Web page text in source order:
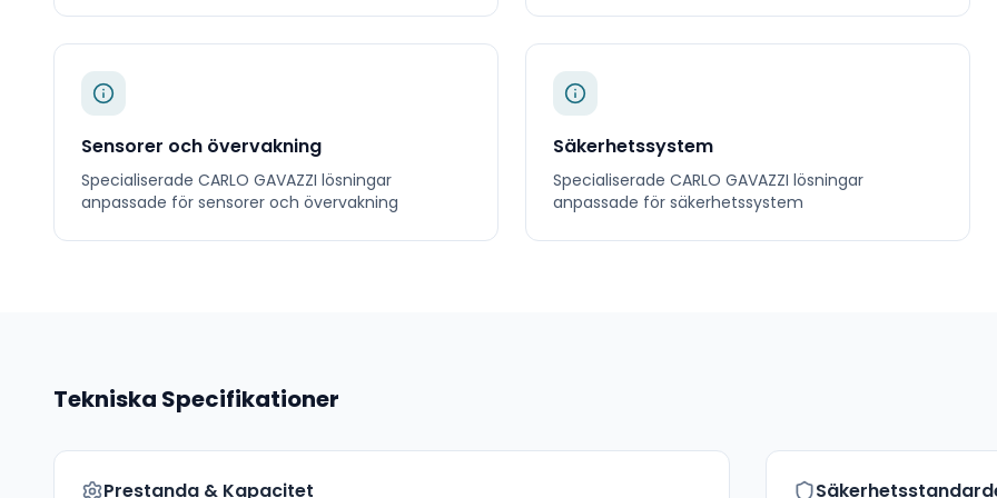
Sensorer och övervakning
Specialiserade CARLO GAVAZZI lösningar
anpassade för sensorer och övervakning
Säkerhetssystem
Specialiserade CARLO GAVAZZI lösningar
anpassade för säkerhetssystem
Tekniska Specifikationer
Prestanda & Kapacitet